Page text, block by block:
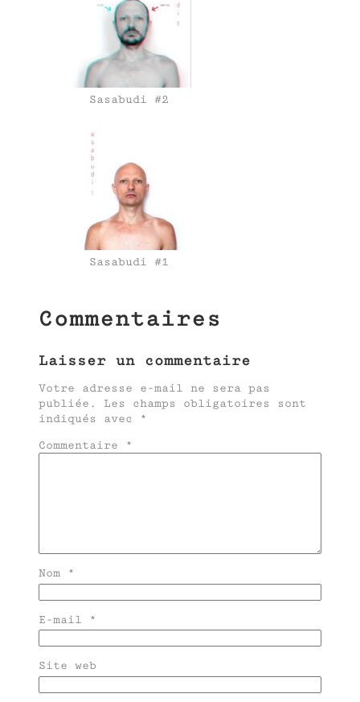
Sasabudi #2
Sasabudi #1
Commentaires
Laisser un commentaire
Votre adresse e-mail ne sera pas
publiée.
Les champs obligatoires sont
indiqués avec
*
Commentaire
*
Nom *
E-mail *
Site web